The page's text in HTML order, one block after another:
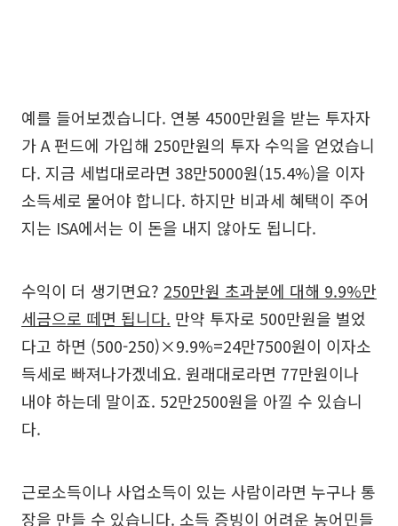
예를 들어보겠습니다. 연봉 4500만원을 받는 투자자
가 A 펀드에 가입해 250만원의 투자 수익을 얻었습니
다. 지금 세법대로라면 38만5000원(15.4%)을 이자
소득세로 물어야 합니다. 하지만 비과세 혜택이 주어
지는 ISA에서는 이 돈을 내지 않아도 됩니다.
수익이 더 생기면요? 250만원 초과분에 대해 9.9%만
세금으로 떼면 됩니다. 만약 투자로 500만원을 벌었
다고 하면 (500-250)×9.9%=24만7500원이 이자소
득세로 빠져나가겠네요. 원래대로라면 77만원이나
내야 하는데 말이죠. 52만2500원을 아낄 수 있습니
다.
근로소득이나 사업소득이 있는 사람이라면 누구나 통
장을 만들 수 있습니다. 소득 증빙이 어려운 농어민들